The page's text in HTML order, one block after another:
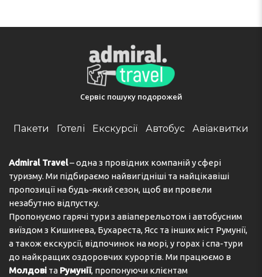
Сервіс пошуку подорожей
Пакети Готелі Екскурсії Автобус Авіаквитки
Admiral Travel– одна з провідних компаній у сфері
туризму. Ми підбираємо найвигідніші та найцікавіші
пропозиції на будь-який сезон, щоб ви провели
незабутню відпустку.
Пропонуємо гарячі тури з авіаперельотом і автобусним
виїздом з Кишинева, Бухареста, Ясс та інших міст Румунії,
а також екскурсії, відпочинок на морі, у горах і спа-тури
до найкращих оздоровчих курортів. Ми працюємо в
Молдові та Румунії, пропонуючи клієнтам